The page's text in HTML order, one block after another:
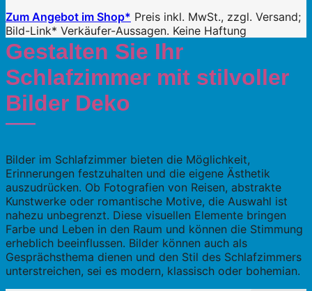
Zum Angebot im Shop* Preis inkl. MwSt., zzgl. Versand;
Bild-Link* Verkäufer-Aussagen. Keine Haftung
Gestalten Sie Ihr
Schlafzimmer mit stilvoller
Bilder Deko
Bilder im Schlafzimmer bieten die Möglichkeit,
Erinnerungen festzuhalten und die eigene Ästhetik
auszudrücken. Ob Fotografien von Reisen, abstrakte
Kunstwerke oder romantische Motive, die Auswahl ist
nahezu unbegrenzt. Diese visuellen Elemente bringen
Farbe und Leben in den Raum und können die Stimmung
erheblich beeinflussen. Bilder können auch als
Gesprächsthema dienen und den Stil des Schlafzimmers
unterstreichen, sei es modern, klassisch oder bohemian.